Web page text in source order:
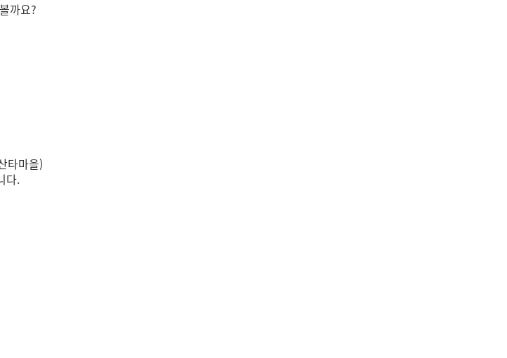
까요?
타마을)
다.